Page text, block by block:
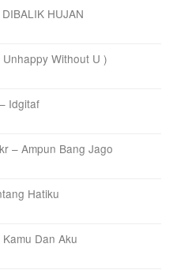
HUJAN
Without U )
Idgitaf
– Ampun Bang Jago
Hatiku
Dan Aku